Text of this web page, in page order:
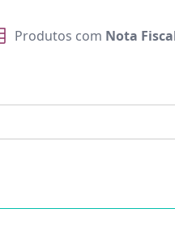
Produtos com Nota